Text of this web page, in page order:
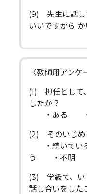
(9) 先生に話し
いいですから か
〈教師用アンケ
(1) 担任として
したか？
・ある ・
(2) そのいじめ
・続いてい
う ・不明
(3) 学級で、い
話し合いをした